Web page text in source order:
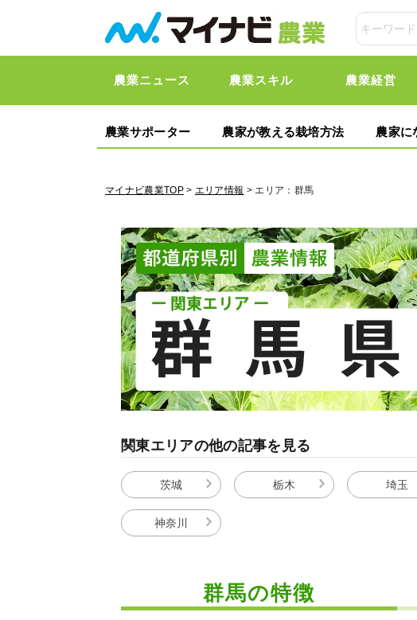
農業ニュース 農業スキル 農業経営
農業サポーター 農家が教える栽培方法 農家に
マイナビ農業TOP> エリア情報 > エリア：群馬
関東エリアの他の記事を見る
茨城 栃木 埼玉
神奈川
群馬の特徴